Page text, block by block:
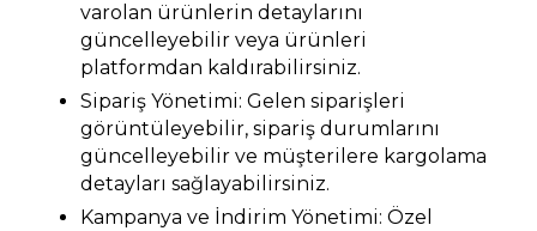
varolan ürünlerin detaylarını
güncelleyebilir veya ürünleri
platformdan kaldırabilirsiniz.
Sipariş Yönetimi: Gelen siparişleri
görüntüleyebilir, sipariş durumlarını
güncelleyebilir ve müşterilere kargolama
detayları sağlayabilirsiniz.
Kampanya ve İndirim Yönetimi: Özel